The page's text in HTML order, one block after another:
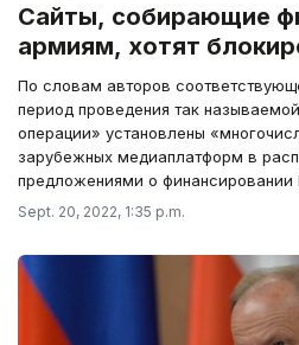
Сайты, собирающие
армиям, хотят
По словам авторов
период проведения так
операции» установлены
зарубежных медиаплатформ в
предложениями о финансировании
Sept. 20, 2022, 1:35 p.m.